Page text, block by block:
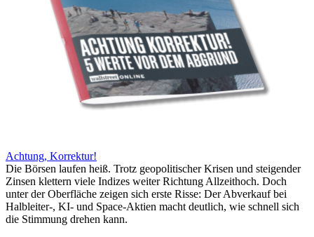
Achtung, Korrektur!
Die Börsen laufen heiß. Trotz geopolitischer Krisen und steigender
Zinsen klettern viele Indizes weiter Richtung Allzeithoch. Doch
unter der Oberfläche zeigen sich erste Risse: Der Abverkauf bei
Halbleiter-, KI- und Space-Aktien macht deutlich, wie schnell sich
die Stimmung drehen kann.